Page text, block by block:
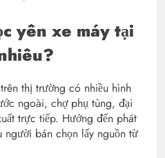
yên xe máy tại
thị trường có nhiều hình
ngoài, chợ phụ tùng, đại
trực tiếp. Hướng đến phát
người bán chọn lấy nguồn từ